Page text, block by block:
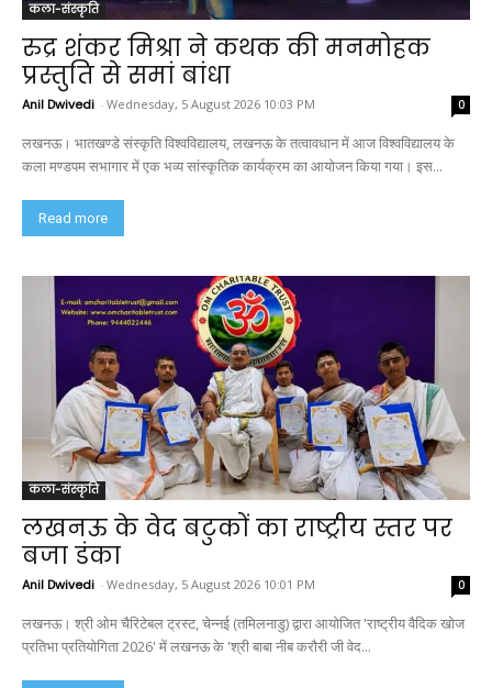
कला-संस्कृति
रुद्र शंकर मिश्रा ने कथक की मनमोहक
प्रस्तुति से समां बांधा
Anil Dwivedi - Wednesday, 5 August 2026 10:03 PM 0
लखनऊ। भातखण्डे संस्कृति विश्वविद्यालय, लखनऊ के तत्वावधान में आज विश्वविद्यालय के
कला मण्डपम सभागार में एक भव्य सांस्कृतिक कार्यक्रम का आयोजन किया गया। इस...
Read more
कला-संस्कृति
लखनऊ के वेद बटुकों का राष्ट्रीय स्तर पर
बजा डंका
Anil Dwivedi - Wednesday, 5 August 2026 10:01 PM 0
लखनऊ। श्री ओम चैरिटेबल ट्रस्ट, चेन्नई (तमिलनाडु) द्वारा आयोजित 'राष्ट्रीय वैदिक खोज
प्रतिभा प्रतियोगिता 2026' में लखनऊ के 'श्री बाबा नीब करौरी जी वेद...